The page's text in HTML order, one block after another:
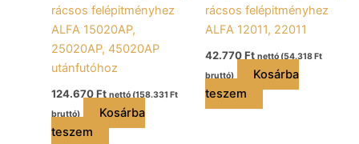
rácsos felépitményhez
ALFA 15020AP,
25020AP, 45020AP
utánfutóhoz
124.670Ft nettó (158.331 Ft
bruttó)
Kosárba
teszem
rácsos felépitményhez
ALFA 12011, 22011
42.770Ft nettó (54.318Ft
bruttó)
Kosárba
teszem